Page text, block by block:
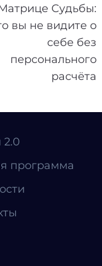
Судьбы:
вы не видите о
себе без
персонального
расчёта
программа